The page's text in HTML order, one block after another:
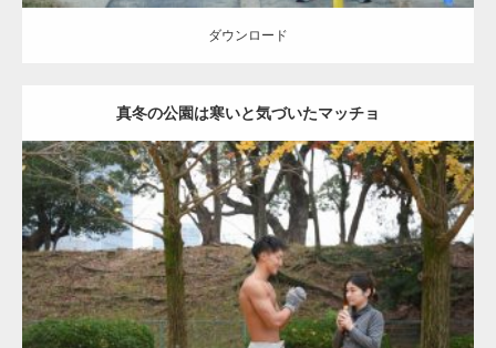
ダウンロード
真冬の公園は寒いと気づいたマッチョ
Update: 2021.07.8
Category:公園のマッチョ その他 AKIHITO(細マッチョ) 上腕三頭筋
肩
ダウンロード